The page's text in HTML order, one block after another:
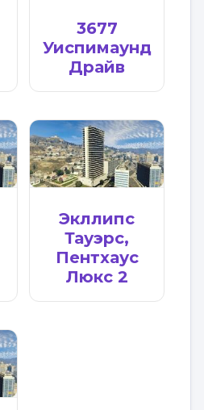
3677
Уиспимаунд
Драйв
Экллипс
Тауэрс,
Пентхаус
Люкс 2